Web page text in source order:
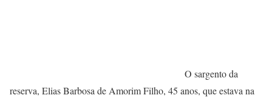
O sargento da
reserva, Elias Barbosa de Amorim Filho, 45 anos, que estava na